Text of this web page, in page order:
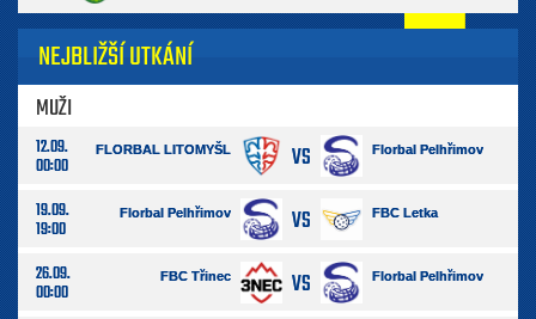
NEJBLIŽŠÍ UTKÁNÍ
MUŽI
12.09.
00:00
FLORBAL LITOMYŠL VS Florbal Pelhřimov
19.09.
19:00
Florbal Pelhřimov VS FBC Letka
26.09.
00:00
FBC Třinec VS Florbal Pelhřimov